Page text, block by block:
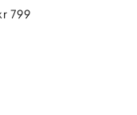
799